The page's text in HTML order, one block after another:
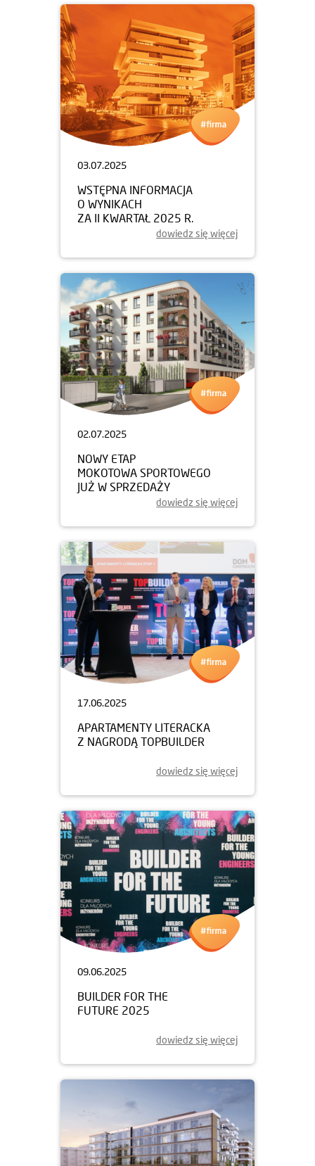
03.07.2025
WSTĘPNA INFORMACJA
O WYNIKACH
ZA II KWARTAŁ 2025 R.
dowiedz się więcej
02.07.2025
NOWY ETAP
MOKOTOWA SPORTOWEGO
JUŻ W SPRZEDAŻY
dowiedz się więcej
17.06.2025
APARTAMENTY LITERACKA
Z NAGRODĄ TOPBUILDER
dowiedz się więcej
09.06.2025
BUILDER FOR THE
FUTURE 2025
dowiedz się więcej